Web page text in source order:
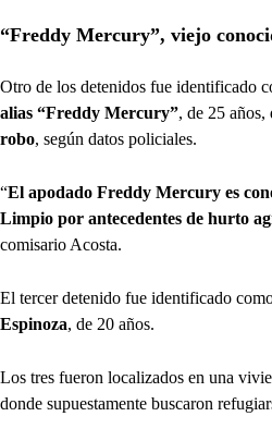
“Freddy Mercury”, viejo
Otro de los detenidos fue identificado
alias “Freddy Mercury”, de 25 años,
robo, según datos policiales.
“El apodado Freddy Mercury es
Limpio por antecedentes de hurto
comisario Acosta.
El tercer detenido fue identificado
Espinoza, de 20 años.
Los tres fueron localizados en una
donde supuestamente buscaron